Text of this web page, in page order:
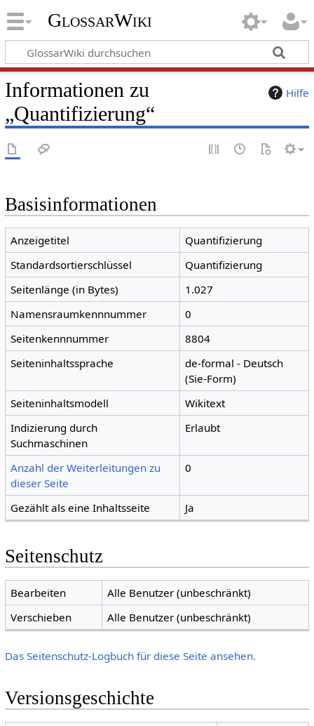
GlossarWiki
Hilfe
Informationen zu
„Quantifizierung“
Basisinformationen
Anzeigetitel
Quantifizierung
Standardsortierschlüssel
Quantifizierung
Seitenlänge (in Bytes)
1.027
Namensraumkennnummer
0
Seitenkennnummer
8804
Seiteninhaltssprache
de-formal - Deutsch
(Sie-Form)
Seiteninhaltsmodell
Wikitext
Indizierung durch
Suchmaschinen
Erlaubt
Anzahl der Weiterleitungen zu
dieser Seite
0
Gezählt als eine Inhaltsseite Ja
Seitenschutz
Bearbeiten
Alle Benutzer (unbeschränkt)
Verschieben
Alle Benutzer (unbeschränkt)
Das Seitenschutz-Logbuch für diese Seite ansehen.
Versionsgeschichte